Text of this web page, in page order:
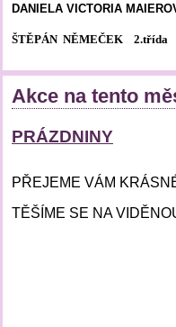
DANIELA VICTORIA
ŠTĚPÁN NĚMEČEK 2.třída
Akce na tento
PRÁZDNINY
PŘEJEME VÁM
TĚŠÍME SE NA